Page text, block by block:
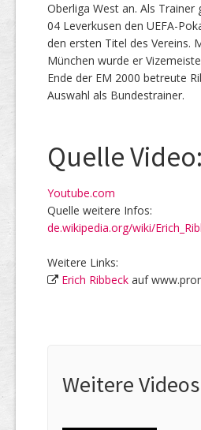
Oberliga West an. Als
04 Leverkusen den UEFA-
den ersten Titel des Vereins.
München wurde er
Ende der EM 2000 betreute
Auswahl als Bundestrainer.
Quelle Video:
Youtube.com
Quelle weitere Infos:
de.wikipedia.org/wiki/
Weitere Links:
Erich Ribbeck auf
Weitere